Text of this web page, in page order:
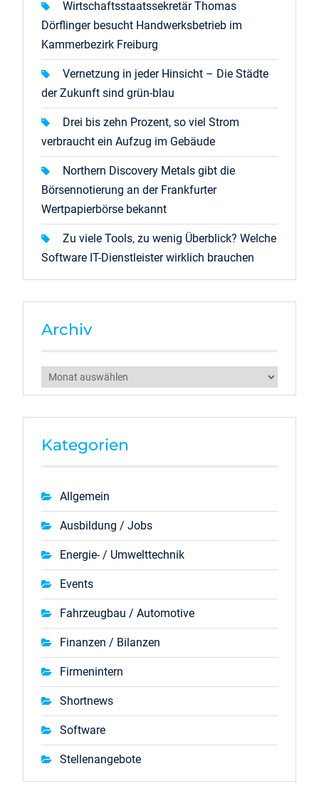
Wirtschaftsstaatssekretär Thomas
Dörflinger besucht Handwerksbetrieb im
Kammerbezirk Freiburg
Vernetzung in jeder Hinsicht – Die Städte
der Zukunft sind grün-blau
Drei bis zehn Prozent, so viel Strom
verbraucht ein Aufzug im Gebäude
Northern Discovery Metals gibt die
Börsennotierung an der Frankfurter
Wertpapierbörse bekannt
Zu viele Tools, zu wenig Überblick? Welche
Software IT-Dienstleister wirklich brauchen
Archiv
Archiv
Kategorien
Allgemein
Ausbildung / Jobs
Energie- / Umwelttechnik
Events
Fahrzeugbau / Automotive
Finanzen / Bilanzen
Firmenintern
Shortnews
Software
Stellenangebote